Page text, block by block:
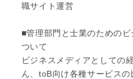
職サイト運営
■管理部門と士業のための
ついて
ビジネスメディアとしての
ん、toB向け各種サービス